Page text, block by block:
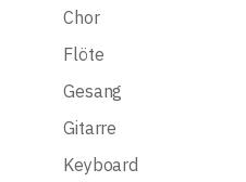
Chor
Flöte
Gesang
Gitarre
Keyboard